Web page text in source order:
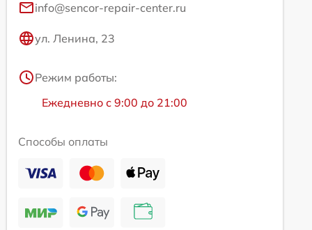
info@sencor-repair-center.ru
ул. Ленина, 23
Режим работы:
Ежедневно с 9:00 до 21:00
Способы оплаты